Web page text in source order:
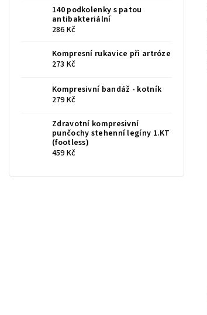
140 podkolenky s patou
antibakteriální
286 Kč
Kompresní rukavice při artróze
273 Kč
Kompresivní bandáž - kotník
279 Kč
Zdravotní kompresivní
punčochy stehenní legíny 1.KT
(footless)
459 Kč